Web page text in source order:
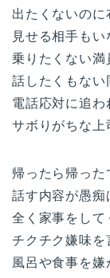
出たくないのに
見せる相手もい
乗りたくない満
話したくもない
電話応対に追わ
サボりがちな上
帰ったら帰った
話す内容が愚痴
全く家事をして
チクチク嫌味を
風呂や食事を嫌